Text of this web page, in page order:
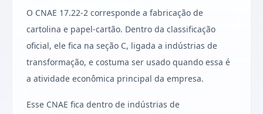
O CNAE 17.22-2 corresponde a fabricação de
cartolina e papel-cartão. Dentro da classificação
oficial, ele fica na seção C, ligada a indústrias de
transformação, e costuma ser usado quando essa é
a atividade econômica principal da empresa.
Esse CNAE fica dentro de indústrias de